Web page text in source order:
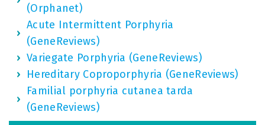
(Orphanet)
Acute Intermittent Porphyria
(GeneReviews)
Variegate Porphyria (GeneReviews)
Hereditary Coproporphyria (GeneReviews)
Familial porphyria cutanea tarda
(GeneReviews)